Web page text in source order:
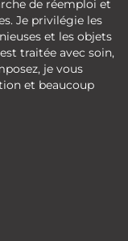
de réemploi et
Je privilégie les
et les objets
traitée avec soin,
je vous
et beaucoup